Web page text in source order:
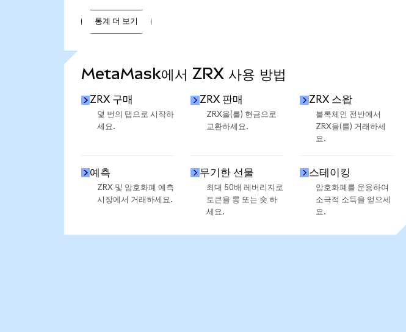
통계 더 보기
MetaMask에서 ZRX 사용 방법
ZRX 구매
몇 번의 탭으로 시작하
세요.
ZRX 판매
ZRX을(를) 현금으로
교환하세요.
ZRX 스왑
블록체인 전반에서
ZRX을(를) 거래하세
요.
예측
ZRX 및 암호화폐 예측
시장에서 거래하세요.
무기한 선물
최대 50배 레버리지로
토큰을 롱 또는 숏 하
세요.
스테이킹
암호화폐를 운용하여
소극적 소득을 얻으세
요.